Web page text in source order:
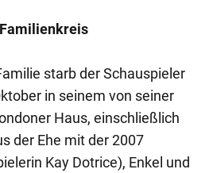
starb der Schauspieler
in seinem von seiner
Haus, einschließlich
der Ehe mit der 2007
Kay Dotrice), Enkel und